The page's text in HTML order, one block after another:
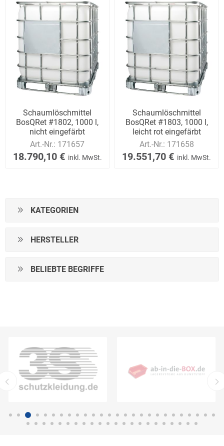
Schaumlöschmittel
BosQRet #1802, 1000 l,
nicht eingefärbt
Art.-Nr.: 171657
18.790,10 € inkl. MwSt.
Schaumlöschmittel
BosQRet #1803, 1000 l,
leicht rot eingefärbt
Art.-Nr.: 171658
19.551,70 € inkl. MwSt.
KATEGORIEN
HERSTELLER
BELIEBTE BEGRIFFE